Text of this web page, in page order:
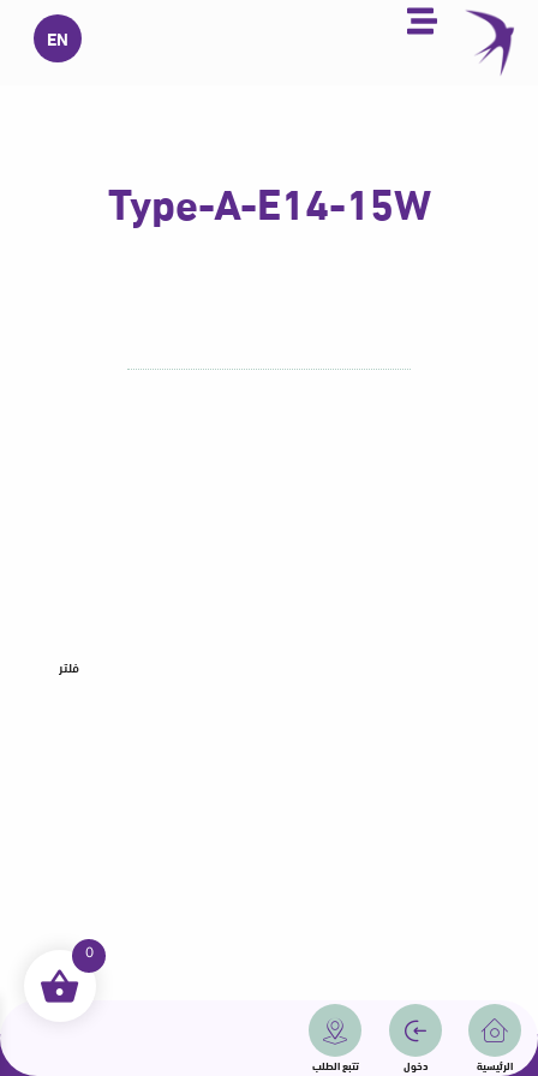
تخطي
المحتوى
EN
الرئيسية دخول تتبع الطلب
Type-A-E14-15W
فلتر
جميع الحقوق محفوظة | سمامة 2025 | دولة قطر
0